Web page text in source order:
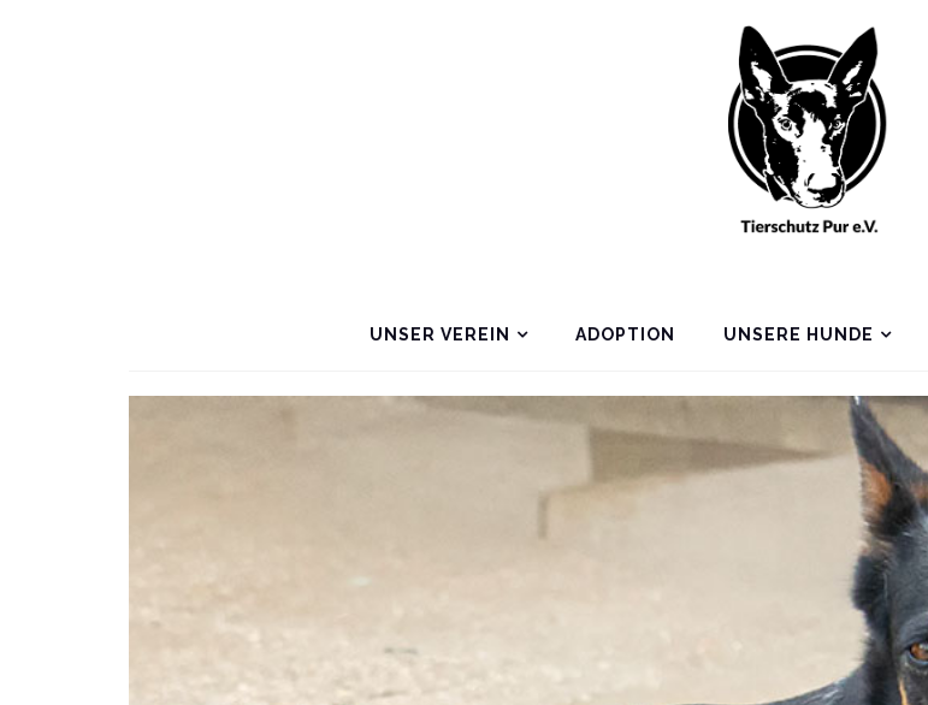
UNSER VEREIN ADOPTION UNSERE HUNDE